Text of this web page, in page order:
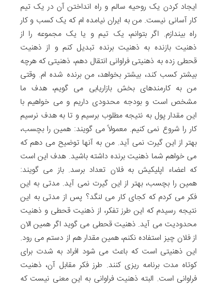
ایجاد کردن یک روحیه سالم و راه انداختن آن در یک تیم
کار آسانی نیست. من به ایران نیامده ام که یک کسب و کار
راه بیندازم. اگر بتوانم، یک تیم و یا یک مجموعه را از
ذهنیت بازنده به ذهنیت برنده تبدیل کنم و از ذهنیت
قحطی زده به ذهنیتی فراوانی انتقال دهم، ذهنیتی که هرچه
بیشتر کسب کند، بیشتر بخواهد، من برنده شده ام. وقتی
من به کارمندهای بخش بازاریابی می گویم، هدف ما
مشخص است و بودجه محدودی داریم و می خواهیم با
این مقدار پول به نتیجه مطلوب برسیم و تا به هدف نرسیم
کار را شروع نمی کنیم. معمولاً می گویند: همین را بچسب،
بهتر از این گیرت نمی آید. من به آنها توضیح می دهم که
می خواهم شما ذهنیت برنده داشته باشید. هدف این است
که اعضاء اپلیکیش به فلان تعداد برسد. باز می گویند:
همین را بچسب، بهتر از این گیرت نمی آید. مدتی به این
فکر می کردم که کجای کار می لنگد؟ پس از مدتی به این
نتیجه رسیدم که این طرز تفکر، از ذهنیت قحطی و ذهنیت
محدودیت می آید. ذهنیت قحطی می گوید اگر همین الان
از فلان چیز استفاده نکنم، همین مقدار هم از دستم می رود.
این ذهنیتی است که باعث می شود افراد به شدت برای
کوتاه مدت برنامه ریزی کنند. طرز فکر مقابل آن، ذهنیت
فراوانی است. البته ذهنیت فراوانی به این معنی نیست که